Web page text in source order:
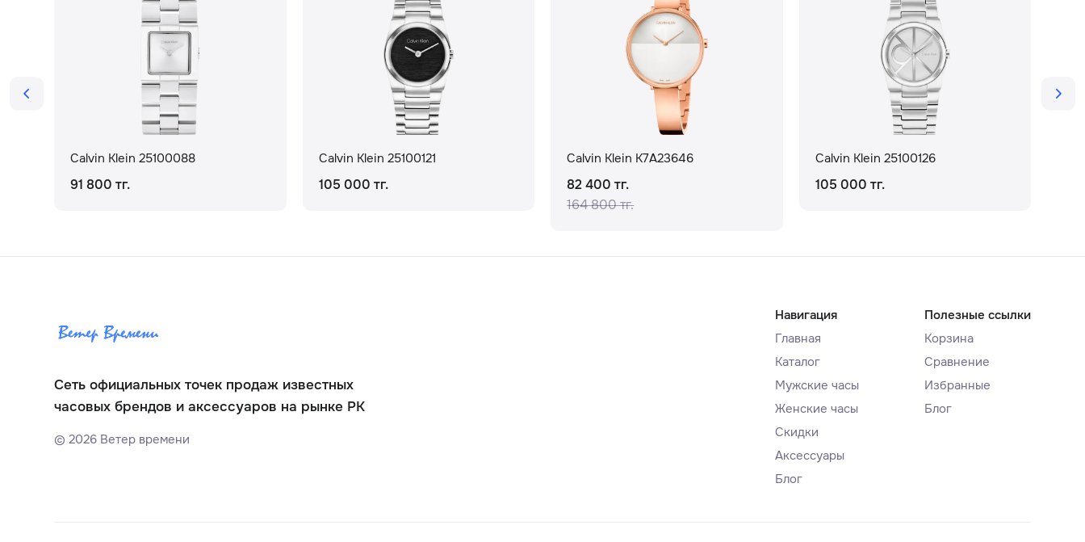
Calvin Klein 25100088
91 800 тг.
Calvin Klein 25100121
105 000 тг.
Calvin Klein K7A23646
82 400 тг.
164 800 тг.
Calvin Klein 25100126
105 000 тг.
Сеть официальных точек продаж известных
часовых брендов и аксессуаров на рынке РК
©2026 Ветер времени
Навигация
Главная
Каталог
Мужские часы
Женские часы
Скидки
Аксессуары
Блог
Полезные ссылки
Корзина
Сравнение
Избранные
Блог